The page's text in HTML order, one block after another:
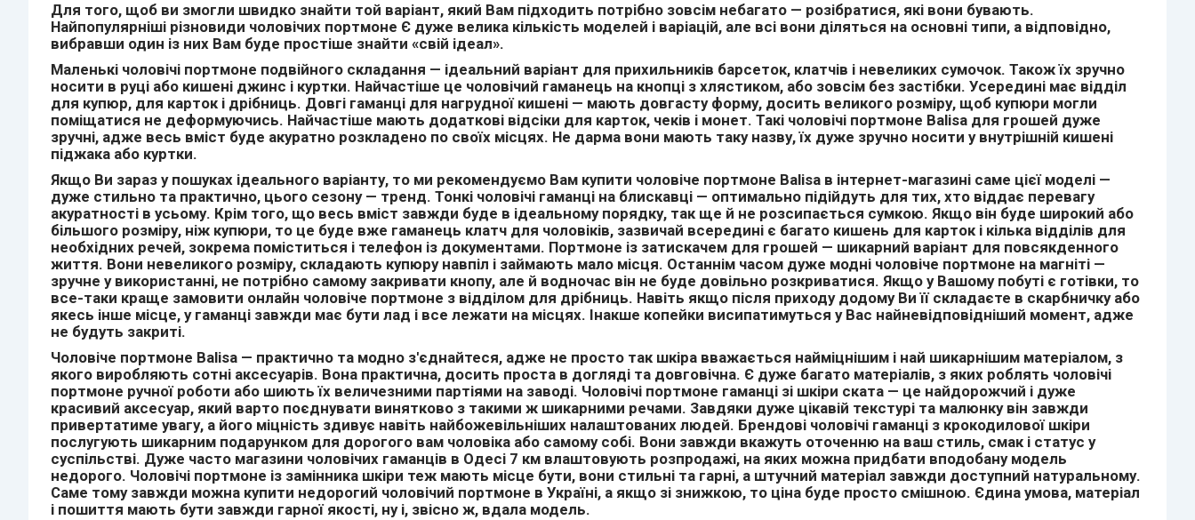
Для того, щоб ви змогли швидко знайти той варіант, який Вам підходить потрібно зовсім небагато — розібратися, які вони бувають.
Найпопулярніші різновиди чоловічих портмоне Є дуже велика кількість моделей і варіацій, але всі вони діляться на основні типи, а відповідно,
вибравши один із них Вам буде простіше знайти «свій ідеал».
Маленькі чоловічі портмоне подвійного складання — ідеальний варіант для прихильників барсеток, клатчів і невеликих сумочок. Також їх зручно
носити в руці або кишені джинс і куртки. Найчастіше це чоловічий гаманець на кнопці з хлястиком, або зовсім без застібки. Усередині має відділ
для купюр, для карток і дрібниць. Довгі гаманці для нагрудної кишені — мають довгасту форму, досить великого розміру, щоб купюри могли
поміщатися не деформуючись. Найчастіше мають додаткові відсіки для карток, чеків і монет. Такі чоловічі портмоне Balisa для грошей дуже
зручні, адже весь вміст буде акуратно розкладено по своїх місцях. Не дарма вони мають таку назву, їх дуже зручно носити у внутрішній кишені
піджака або куртки.
Якщо Ви зараз у пошуках ідеального варіанту, то ми рекомендуємо Вам купити чоловіче портмоне Balisa в інтернет-магазині саме цієї моделі —
дуже стильно та практично, цього сезону — тренд. Тонкі чоловічі гаманці на блискавці — оптимально підійдуть для тих, хто віддає перевагу
акуратності в усьому. Крім того, що весь вміст завжди буде в ідеальному порядку, так ще й не розсипається сумкою. Якщо він буде широкий або
більшого розміру, ніж купюри, то це буде вже гаманець клатч для чоловіків, зазвичай всередині є багато кишень для карток і кілька відділів для
необхідних речей, зокрема поміститься і телефон із документами. Портмоне із затискачем для грошей — шикарний варіант для повсякденного
життя. Вони невеликого розміру, складають купюру навпіл і займають мало місця. Останнім часом дуже модні чоловіче портмоне на магніті —
зручне у використанні, не потрібно самому закривати кнопу, але й водночас він не буде довільно розкриватися. Якщо у Вашому побуті є готівки, то
все-таки краще замовити онлайн чоловіче портмоне з відділом для дрібниць. Навіть якщо після приходу додому Ви її складаєте в скарбничку або
якесь інше місце, у гаманці завжди має бути лад і все лежати на місцях. Інакше копейки висипатимуться у Вас найневідповідніший момент, адже
не будуть закриті.
Чоловіче портмоне Balisa — практично та модно з'єднайтеся, адже не просто так шкіра вважається найміцнішим і най шикарнішим матеріалом, з
якого виробляють сотні аксесуарів. Вона практична, досить проста в догляді та довговічна. Є дуже багато матеріалів, з яких роблять чоловічі
портмоне ручної роботи або шиють їх величезними партіями на заводі. Чоловічі портмоне гаманці зі шкіри ската — це найдорожчий і дуже
красивий аксесуар, який варто поєднувати винятково з такими ж шикарними речами. Завдяки дуже цікавій текстурі та малюнку він завжди
привертатиме увагу, а його міцність здивує навіть найбожевільніших налаштованих людей. Брендові чоловічі гаманці з крокодилової шкіри
послугують шикарним подарунком для дорогого вам чоловіка або самому собі. Вони завжди вкажуть оточенню на ваш стиль, смак і статус у
суспільстві. Дуже часто магазини чоловічих гаманців в Одесі 7 км влаштовують розпродажі, на яких можна придбати вподобану модель
недорого. Чоловічі портмоне із замінника шкіри теж мають місце бути, вони стильні та гарні, а штучний матеріал завжди доступний натуральному.
Саме тому завжди можна купити недорогий чоловічий портмоне в Україні, а якщо зі знижкою, то ціна буде просто смішною. Єдина умова, матеріал
і пошиття мають бути завжди гарної якості, ну і, звісно ж, вдала модель.